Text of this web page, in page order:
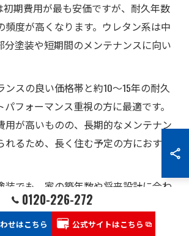
初期費用が最も安価ですが、耐久年数
頻度が高くなります。ウレタン系は中
分塗装や短期間のメンテナンスに向い
ンスの良い価格帯と約10〜15年の耐久
フォーマンス重視の方に最適です。
用が高いものの、長期的なメンテナン
るため、長く住む予定の方におすす
装でも、家の築年数や将来設計に合わ
のバランスを考慮することが重要で
積もりやアフターサービスも費用感に
0120-226-272
せはこちら 公式サイトはこちら